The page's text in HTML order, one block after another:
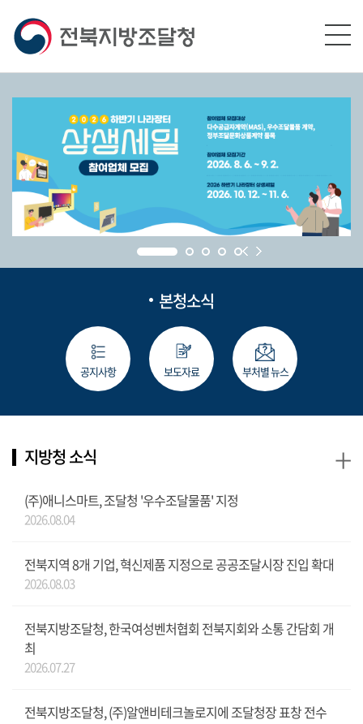
본청소식
공지사항 보도자료 부처별 뉴스
지방청 소식
(주)애니스마트, 조달청 '우수조달물품' 지정
2026.08.04
전북지역 8개 기업, 혁신제품 지정으로 공공조달시장 진입 확대
2026.08.03
전북지방조달청, 한국여성벤처협회 전북지회와 소통 간담회 개
최
2026.07.27
전북지방조달청, (주)알앤비테크놀로지에 조달청장 표창 전수
+